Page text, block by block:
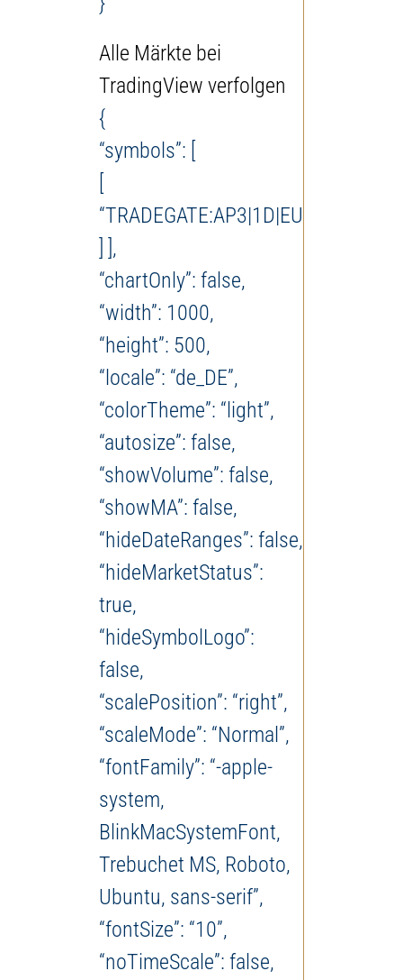
Alle Märkte bei
TradingView verfolgen
{
“symbols”: [
“TRADEGATE:AP3|1D|EUR”
] ],
“chartOnly”: false,
“width”: 1000,
“height”: 500,
“locale”: “de_DE”,
“colorTheme”: “light”,
“autosize”: false,
“showVolume”: false,
“showMA”: false,
“hideDateRanges”: false,
“hideMarketStatus”:
true,
“hideSymbolLogo”:
false,
“scalePosition”: “right”,
“scaleMode”: “Normal”,
“fontFamily”: “-apple-
system,
BlinkMacSystemFont,
Trebuchet MS, Roboto,
Ubuntu, sans-serif”,
“fontSize”: “10”,
“noTimeScale”: false,